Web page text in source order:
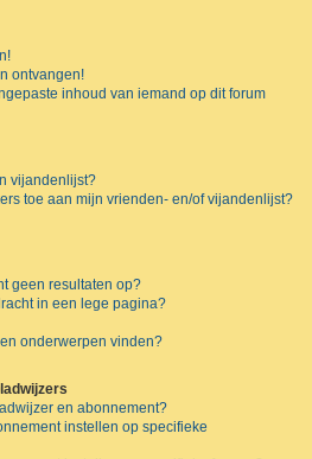
ontvangen!
inhoud van iemand op dit forum
vijandenlijst?
toe aan mijn vrienden- en/of vijandenlijst?
geen resultaten op?
in een lege pagina?
onderwerpen vinden?
en abonnement?
instellen op specifieke